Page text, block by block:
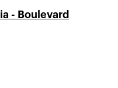
- Boulevard